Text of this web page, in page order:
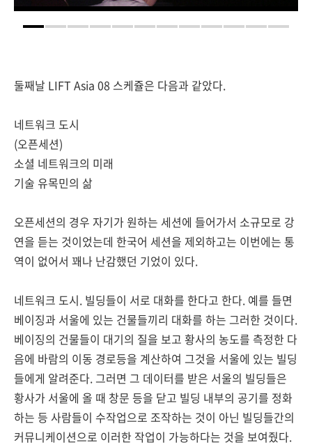
둘째날 LIFT Asia 08 스케쥴은 다음과 같았다.
네트워크 도시
(오픈세션)
소셜 네트워크의 미래
기술 유목민의 삶
오픈세션의 경우 자기가 원하는 세션에 들어가서 소규모로 강
연을 듣는 것이었는데 한국어 세션을 제외하고는 이번에는 통
역이 없어서 꽤나 난감했던 기었이 있다.
네트워크 도시. 빌딩들이 서로 대화를 한다고 한다. 예를 들면
베이징과 서울에 있는 건물들끼리 대화를 하는 그러한 것이다.
베이징의 건물들이 대기의 질을 보고 황사의 농도를 측정한 다
음에 바람의 이동 경로등을 계산하여 그것을 서울에 있는 빌딩
들에게 알려준다. 그러면 그 데이터를 받은 서울의 빌딩들은
황사가 서울에 올 때 창문 등을 닫고 빌딩 내부의 공기를 정화
하는 등 사람들이 수작업으로 조작하는 것이 아닌 빌딩들간의
커뮤니케이션으로 이러한 작업이 가능하다는 것을 보여줬다.